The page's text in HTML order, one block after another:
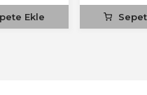
Ekle